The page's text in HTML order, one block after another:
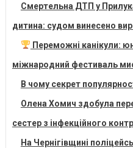
Смертельна ДТП у
дитина: судом винесено
Переможні канікули:
міжнародний фестиваль
В чому секрет
Олена Хомич здобула
сестер з інфекційного
На Чернігівщині